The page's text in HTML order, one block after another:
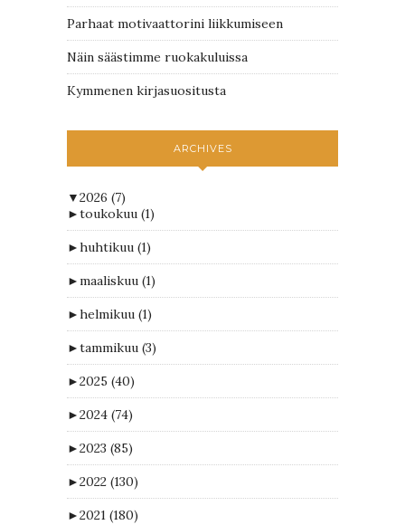
Parhaat motivaattorini liikkumiseen
Näin säästimme ruokakuluissa
Kymmenen kirjasuositusta
ARCHIVES
▼2026 (7)
►toukokuu (1)
►huhtikuu (1)
►maaliskuu (1)
►helmikuu (1)
►tammikuu (3)
►2025 (40)
►2024 (74)
►2023 (85)
►2022 (130)
►2021 (180)